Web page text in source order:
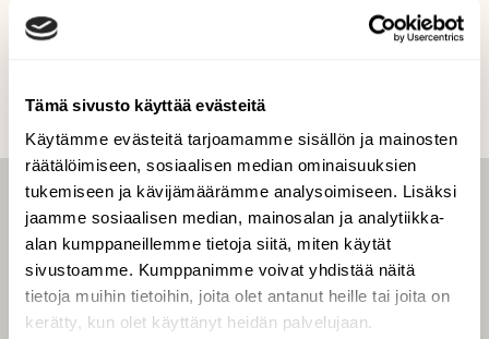
Tämä sivusto käyttää evästeitä
Käytämme evästeitä tarjoamamme sisällön ja mainosten
räätälöimiseen, sosiaalisen median ominaisuuksien
tukemiseen ja kävijämäärämme analysoimiseen. Lisäksi
jaamme sosiaalisen median, mainosalan ja analytiikka-
alan kumppaneillemme tietoja siitä, miten käytät
sivustoamme. Kumppanimme voivat yhdistää näitä
tietoja muihin tietoihin, joita olet antanut heille tai joita on
kerätty, kun olet käyttänyt heidän palvelujaan.
LEHTI
Uusin lehti
Tilaa Suomen Luonto
Tilaa digilukuoikeus